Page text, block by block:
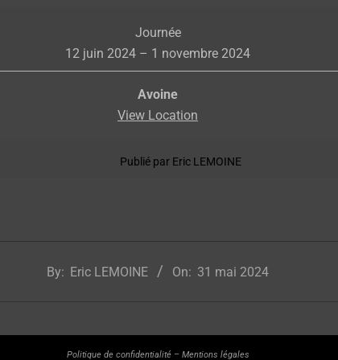
à
AVOINE
Journée
12 juin 2024 – 1 novembre 2024
Avoine
View Location
Publié par Eric LEMOINE
By: Eric LEMOINE On: 31 mai 2024
Politique de confidentialité– Mentions légales